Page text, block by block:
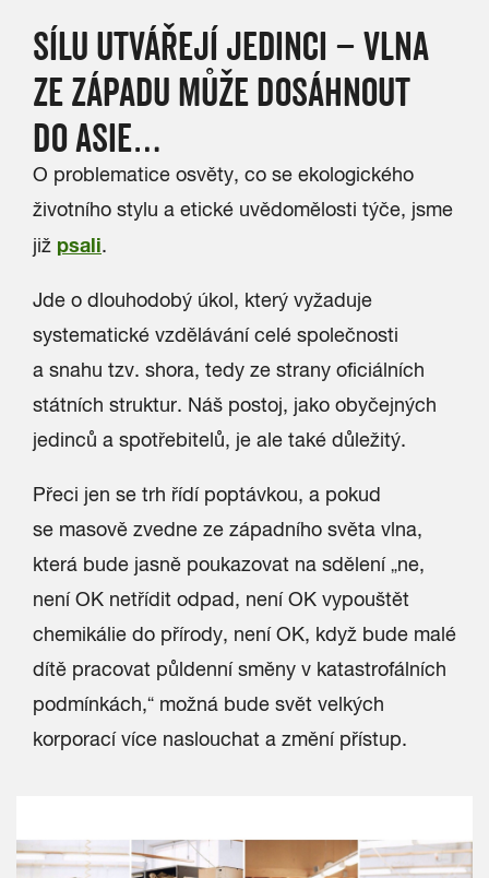
SÍLU UTVÁŘEJÍ JEDINCI – VLNA
ZE ZÁPADU MŮŽE DOSÁHNOUT
DO ASIE…
O problematice osvěty, co se ekologického
životního stylu a etické uvědomělosti týče, jsme
již psali.
Jde o dlouhodobý úkol, který vyžaduje
systematické vzdělávání celé společnosti
a snahu tzv. shora, tedy ze strany oficiálních
státních struktur. Náš postoj, jako obyčejných
jedinců a spotřebitelů, je ale také důležitý.
Přeci jen se trh řídí poptávkou, a pokud
se masově zvedne ze západního světa vlna,
která bude jasně poukazovat na sdělení „ne,
není OK netřídit odpad, není OK vypouštět
chemikálie do přírody, není OK, když bude malé
dítě pracovat půldenní směny v katastrofálních
podmínkách,“ možná bude svět velkých
korporací více naslouchat a změní přístup.